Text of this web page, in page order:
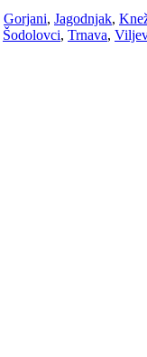
Gorjani, Jagodnjak,
Šodolovci, Trnava,